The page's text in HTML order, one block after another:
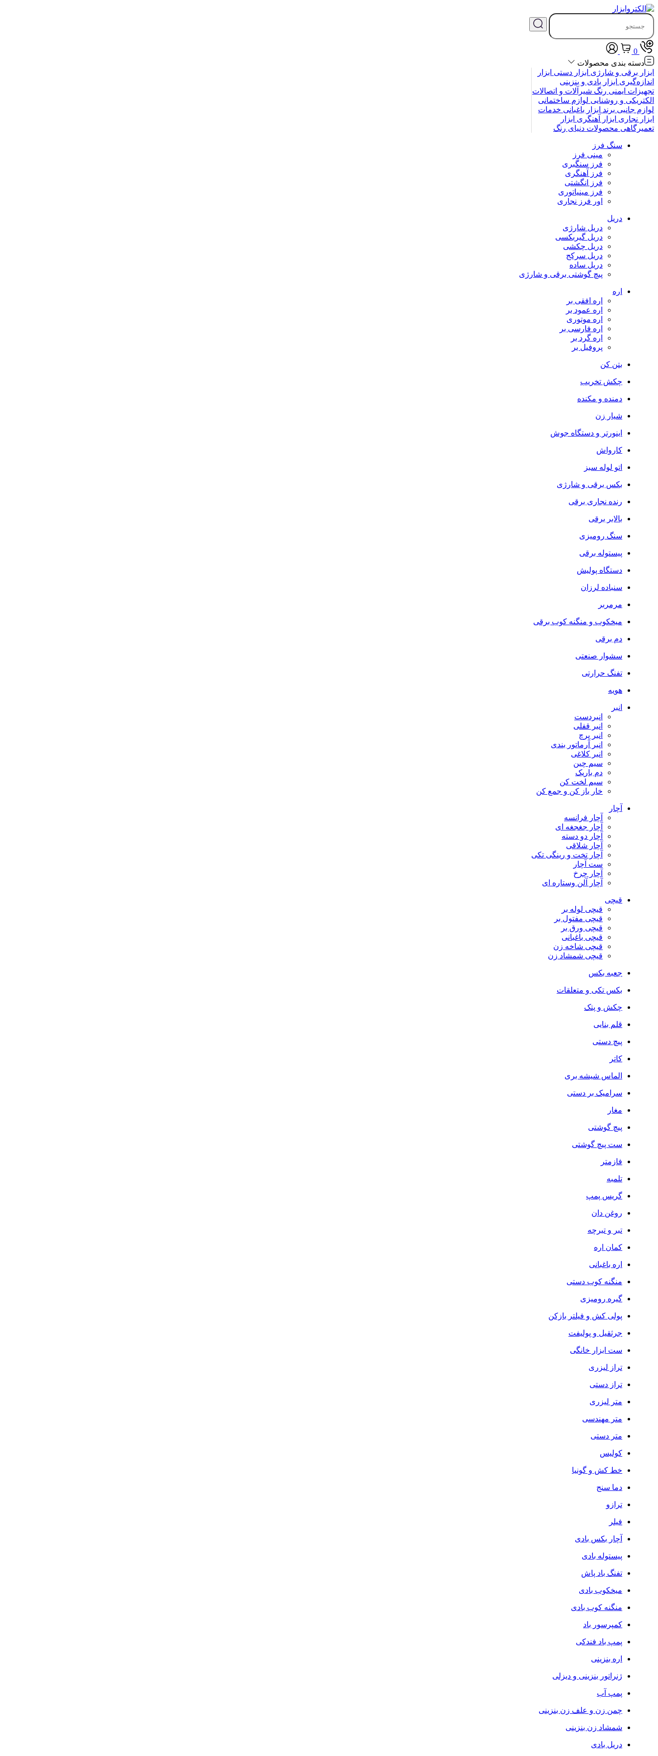
0
دسته بندی محصولات
ابزار برقی و شارژی ابزار دستی ابزار
اندازه‌گیری ابزار بادی و بنزینی
تجهیزات ایمنی رنگ شیرآلات و اتصالات
الکتریکی و روشنایی لوازم ساختمانی
لوازم جانبی برند ابزار باغبانی خدمات
ابزار نجاری ابزار آهنگری ابزار
تعمیرگاهی محصولات دنیای رنگ
سنگ فرز
مینی فرز
فرز سنگبری
فرز آهنگری
فرز انگشتی
فرز مینیاتوری
اور فرز نجاری
دریل
دریل شارژی
دریل گیربکسی
دریل چکشی
دریل سرکج
دریل ساده
پیچ گوشتی برقی و شارژی
اره
اره افقی بر
اره عمود بر
اره موتوری
اره فارسی بر
اره گرد بر
پروفیل بر
بتن کن
چکش تخریب
دمنده و مکنده
شیار زن
اینورتر و دستگاه جوش
کارواش
اتو لوله سبز
بکس برقی و شارژی
رنده نجاری برقی
بالابر برقی
سنگ رومیزی
پیستوله برقی
دستگاه پولیش
سنباده لرزان
مرمربر
میخکوب و منگنه کوب برقی
دم برقی
سشوار صنعتی
تفنگ حرارتی
هویه
انبر
انبردست
انبر قفلی
انبر پرچ
انبر آرماتور بندی
انبر کلاغی
سیم چین
دم باریک
سیم لخت کن
خار باز کن و جمع کن
آچار
آچار فرانسه
آچار جغجغه ای
آچار دو دسته
آچار شلاقی
آچار تخت و رینگی تکی
ست آچار
آچار چرخ
آچار آلن وستاره ای
قیچی
قیچی لوله بر
قیچی مفتول بر
قیچی ورق بر
قیچی باغبانی
قیچی شاخه زن
قیچی شمشاد زن
جعبه بکس
بکس تکی و متعلقات
چکش و پتک
قلم بنایی
پیچ دستی
کاتر
الماس شیشه بری
سرامیک بر دستی
مغار
پیچ گوشتی
ست پیچ گوشتی
فازمتر
تلمبه
گریس پمپ
روغن دان
تبر و تبرچه
کمان اره
اره باغبانی
منگنه کوب دستی
گیره رومیزی
پولی کش و فیلتر بازکن
جرثقیل و پولیفت
ست ابزار خانگی
تراز لیزری
تراز دستی
متر لیزری
متر مهندسی
متر دستی
کولیس
خط کش و گونیا
دما سنج
ترازو
فیلر
آچار بکس بادی
پیستوله بادی
تفنگ باد پاش
میخکوب بادی
منگنه کوب بادی
کمپرسور باد
پمپ باد فندکی
اره بنزینی
ژنراتور بنزینی و دیزلی
پمپ آب
چمن زن و علف زن بنزینی
شمشاد زن بنزینی
دریل بادی